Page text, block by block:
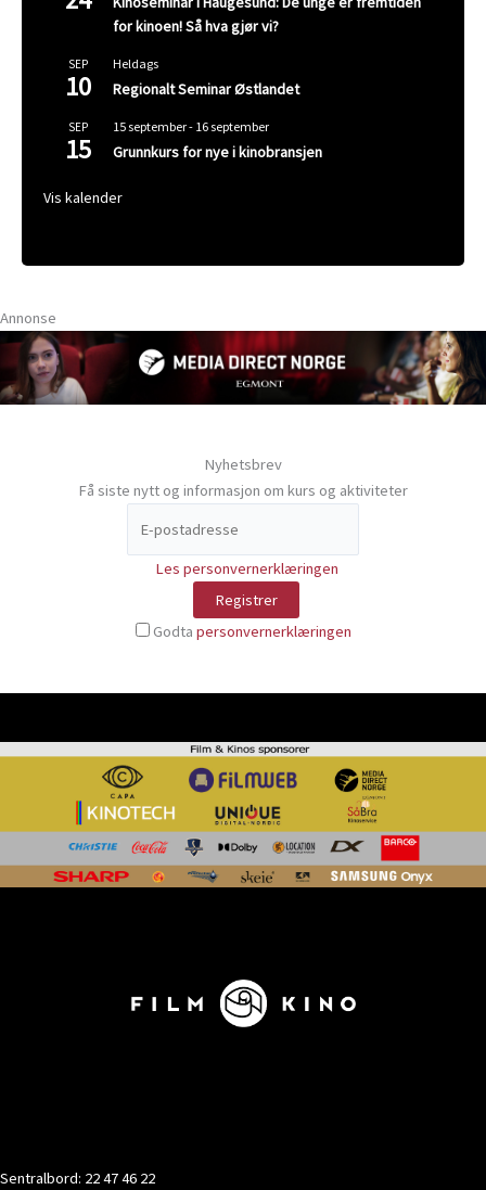
for kinoen! Så hva gjør vi?
SEP
10
Heldags
Regionalt Seminar Østlandet
SEP
15
15 september- 16 september
Grunnkurs for nye i kinobransjen
Vis kalender
Annonse
Nyhetsbrev
Få siste nytt og informasjon om kurs og aktiviteter
Les personvernerklæringen
Godta personvernerklæringen
Sentralbord: 22 47 46 22